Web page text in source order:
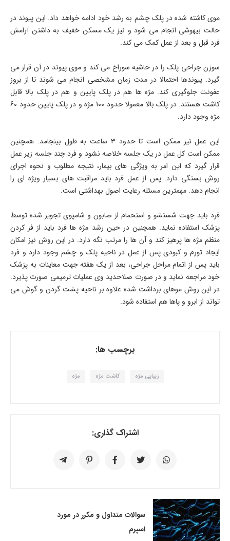
موی کاشته شده در پلک چشم به رشد خود ادامه خواهد داد. این پیوند در
حالت بیهوشی انجام می شود و نیز یک مسکن خفیف به داشتن آرامش
فرد قبل و بعد از عمل کمک می کند.
سوزن جراحی پلک را در حاشیه سوراخ می کند و موی پیوند در آن قرار می
گیرد. پیوندها احتمالا در مدت زمان مشخصی انجام می شوند تا از بروز
عفونت جلوگیری کند. مژه ها هم در پلک پایین و هم در پلک بالا قابل
کاشت هستند. در پلک بالا معمولا حدود 100 مژه و در پلک پایین حدود 60
مژه وجود دارد.
این عمل نیز ممکن است تا حدود 3 ساعت به طول بینجامد. همچنین
ممکن است کل عمل در یک جلسه خلاصه نشود و فرد چند جلسه زیر عمل
قرار گیرد که این امر به ویژگی های بیمار، نتیجه مطلوب و نحوه اجرای
روش بستگی دارد. پس از عمل فرد باید مراقبت های بسیار ویژه ای را
انجام دهد. مهمترین مسئله رعایت اصول بهداشتی است.
فرد باید جهت شستشو و استحمام از صابون و شامپوی تجویز شده توسط
پزشک استفاده نماید. همچنین در حین رشد مژه ها فرد باید از فر کردن
منظم مژه ها پرهیز کند و آن ها را مرتب نگه دارد. در این روش نیز امکان
ایجاد تورم و کبودی پس از عمل در ناحیه پلک و چشم وجود دارد و فرد
باید پس از اتمام مراحل جراحی، بعد از یک هفته جهت معاینات به پزشک
خود مراجعه نماید و در صورت صلاحدید وی عملیات ترمیمی صورت پذیرد.
در این روش موهای برداشت شده علاوه بر ناحیه پشت گردن و گوش می
تواند از ابرو و پاها هم استفاده شود.
برچسب ها:
زیبایی مژه کاشت مژه مژه
اشتراک گذاری:
سوالات متداول و مکرر در مورد
اسپرم